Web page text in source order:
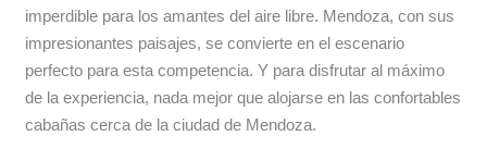
imperdible para los amantes del aire libre. Mendoza, con sus
impresionantes paisajes, se convierte en el escenario
perfecto para esta competencia. Y para disfrutar al máximo
de la experiencia, nada mejor que alojarse en las confortables
cabañas cerca de la ciudad de Mendoza.